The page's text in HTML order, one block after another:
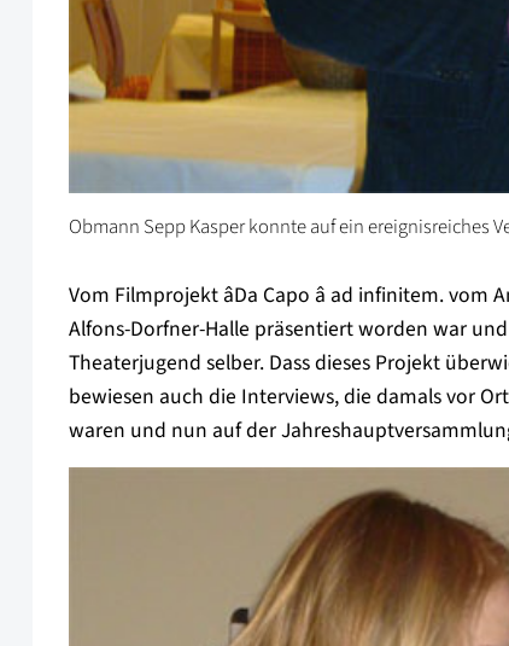
Obmann Sepp Kasper konnte auf ein ereignisreiches
Vom Filmprojekt âDa Capo â ad infinitem.
Alfons-Dorfner-Halle präsentiert worden war
Theaterjugend selber. Dass dieses Projekt
bewiesen auch die Interviews, die damals vor
waren und nun auf der